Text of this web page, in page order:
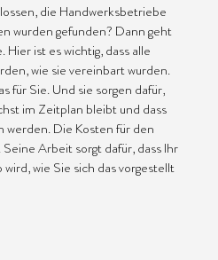
die Handwerksbetriebe
wurden gefunden? Dann geht
ist es wichtig, dass alle
wie sie vereinbart wurden.
Sie. Und sie sorgen dafür,
im Zeitplan bleibt und dass
werden. Die Kosten für den
Arbeit sorgt dafür, dass Ihr
wie Sie sich das vorgestellt